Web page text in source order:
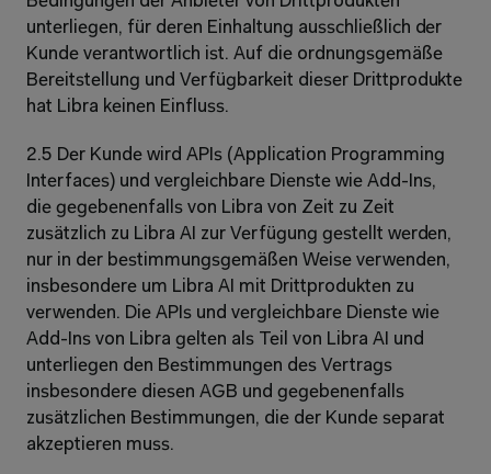
unterliegen, für deren Einhaltung ausschließlich der
Kunde verantwortlich ist. Auf die ordnungsgemäße
Bereitstellung und Verfügbarkeit dieser Drittprodukte
hat Libra keinen Einfluss.
2.5 Der Kunde wird APIs (Application Programming
Interfaces) und vergleichbare Dienste wie Add-Ins,
die gegebenenfalls von Libra von Zeit zu Zeit
zusätzlich zu Libra AI zur Verfügung gestellt werden,
nur in der bestimmungsgemäßen Weise verwenden,
insbesondere um Libra AI mit Drittprodukten zu
verwenden. Die APIs und vergleichbare Dienste wie
Add-Ins von Libra gelten als Teil von Libra AI und
unterliegen den Bestimmungen des Vertrags
insbesondere diesen AGB und gegebenenfalls
zusätzlichen Bestimmungen, die der Kunde separat
akzeptieren muss.